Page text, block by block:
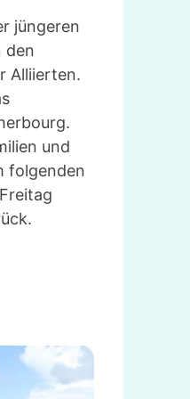
jüngeren
den
Alliierten.
und
folgenden